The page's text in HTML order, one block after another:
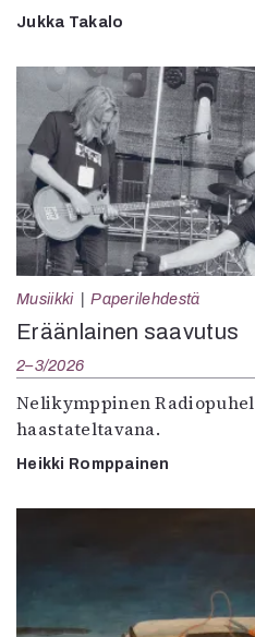
Jukka Takalo
Musiikki Paperilehdestä
Eräänlainen saavutus
2–3/2026
Nelikymppinen
haastateltavana.
Heikki Romppainen